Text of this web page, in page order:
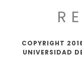
COPYRIGHT
UNIVERSIDAD